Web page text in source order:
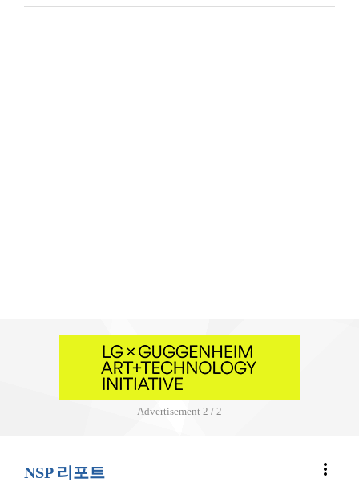
Advertisement 2 / 2
NSP 리포트 more_vert